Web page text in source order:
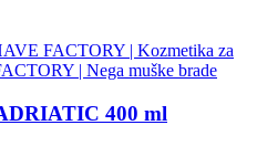
FACTORY | Kozmetika za
| Nega muške brade
400 ml